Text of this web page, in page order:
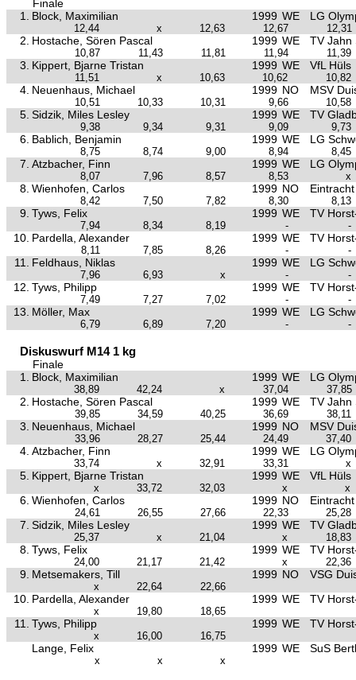
Finale
1.
Block, Maximilian 1999 WE LG
12,44 x 12,63 12,67 12,31
2. Hostache, Sören Pascal 1999 WE TV Jahn
10,87 11,43 11,81 11,94 11,39
3. Kippert, Bjarne Tristan 1999 WE VfL Hüls
11,51 x 10,63 10,62 10,82
4. Neuenhaus, Michael 1999 NO MSV
10,51 10,33 10,31 9,66 10,58
5. Sidzik, Miles Lesley 1999 WE TV
9,38 9,34 9,31 9,09 9,73
6. Bablich, Benjamin 1999 WE LG
8,75 8,74 9,00 8,94 8,45
7. Atzbacher, Finn 1999 WE LG
8,07 7,96 8,57 8,53 x
8. Wienhofen, Carlos 1999 NO
8,42 7,50 7,82 8,30 8,13
9. Tyws, Felix 1999 WE TV
7,94 8,34 8,19 - -
10. Pardella, Alexander 1999 WE TV
8,11 7,85 8,26 - -
11. Feldhaus, Niklas 1999 WE LG
7,96 6,93 x - -
12. Tyws, Philipp 1999 WE TV
7,49 7,27 7,02 - -
13. Möller, Max 1999 WE LG
6,79 6,89 7,20 - -
Diskuswurf M14 1 kg
Finale
1.
Block, Maximilian 1999 WE LG
38,89 42,24 x 37,04 37,85
2. Hostache, Sören Pascal 1999 WE TV Jahn
39,85 34,59 40,25 36,69 38,11
3. Neuenhaus, Michael 1999 NO MSV
33,96 28,27 25,44 24,49 37,40
4. Atzbacher, Finn 1999 WE LG
33,74 x 32,91 33,31 x
5. Kippert, Bjarne Tristan 1999 WE VfL Hüls
x 33,72 32,03 x x
6. Wienhofen, Carlos 1999 NO
24,61 26,55 27,66 22,33 25,28
7. Sidzik, Miles Lesley 1999 WE TV
25,37 x 21,04 x 18,83
8. Tyws, Felix 1999 WE TV
24,00 21,17 21,42 x 22,36
9. Metsemakers, Till 1999 NO VSG
x 22,64 22,66
10. Pardella, Alexander 1999 WE TV
x 19,80 18,65
11. Tyws, Philipp 1999 WE TV
x 16,00 16,75
Lange, Felix 1999 WE SuS
x x x